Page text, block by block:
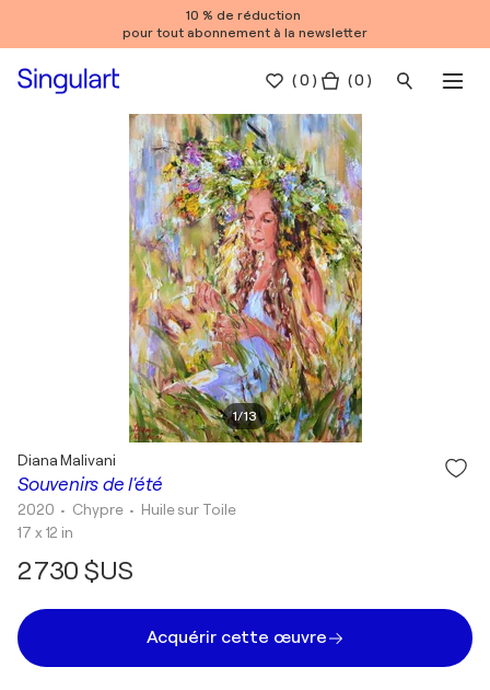
10 % de réduction
pour tout abonnement à la newsletter
(0 ) ( 0 )
1/13
Souvenirs de l'été
Diana Malivani
2020 • Chypre • Huile sur Toile
17 x 12 in
2 730 $US
Acquérir cette œuvre